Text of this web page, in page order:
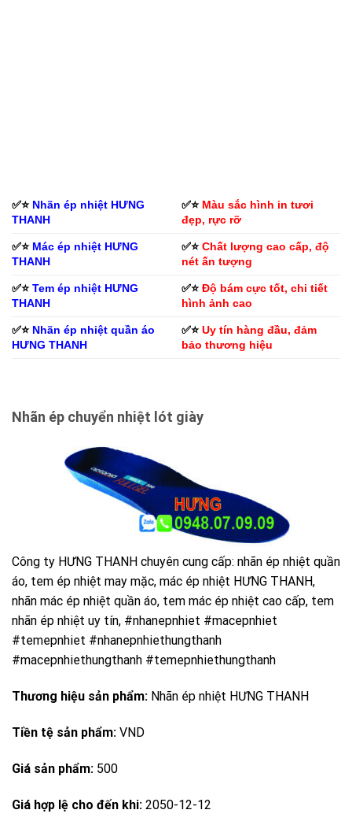
✅⭐️ Nhãn ép nhiệt HƯNG
THANH
✅⭐️ Màu sắc hình in tươi
đẹp, rực rỡ
✅⭐️ Mác ép nhiệt HƯNG
THANH
✅⭐️Chất lượng cao cấp, độ
nét ấn tượng
✅⭐️Tem ép nhiệt HƯNG
THANH
✅⭐️Độ bám cực tốt, chi tiết
hình ảnh cao
✅⭐️ Nhãn ép nhiệt quần áo
HƯNG THANH
✅⭐️Uy tín hàng đầu, đảm
bảo thương hiệu
Nhãn ép chuyển nhiệt lót giày
Công ty HƯNG THANH chuyên cung cấp: nhãn ép nhiệt quần
áo, tem ép nhiệt may mặc, mác ép nhiệt HƯNG THANH,
nhãn mác ép nhiệt quần áo, tem mác ép nhiệt cao cấp, tem
nhãn ép nhiệt uy tín, #nhanepnhiet #macepnhiet
#temepnhiet #nhanepnhiethungthanh
#macepnhiethungthanh #temepnhiethungthanh
Thương hiệu sản phẩm: Nhãn ép nhiệt HƯNG THANH
Tiền tệ sản phẩm: VND
Giá sản phẩm: 500
Giá hợp lệ cho đến khi: 2050-12-12